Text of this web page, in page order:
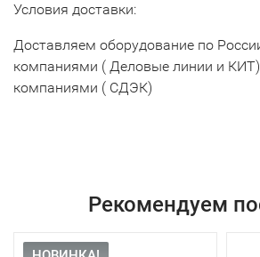
Условия доставки:
Доставляем оборудование по
компаниями ( Деловые линии и
компаниями ( СДЭК)
Рекомендуем